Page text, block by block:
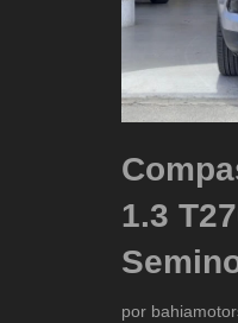
1.3
por